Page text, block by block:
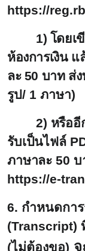
https://
1) โดยเ
ห้องการเงิน
ละ 50 บาทส่ง
รูป/ 1 ภาษา)
2) หรืออี
รับเป็นไฟล์
ภาษาละ 50 บ
https://e-
6. กำหนดกา
(Transcript)
(ไม่ต้องขอ)